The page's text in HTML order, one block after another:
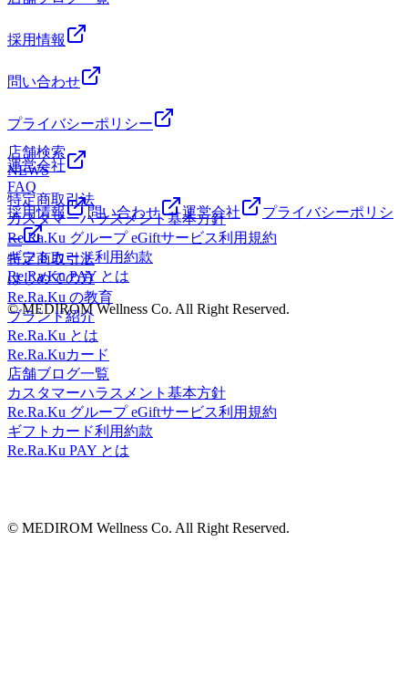
分)土日祝:11時00分～22時00分(最終受付:21時20分)&lt;住所
&gt;〒160-0022 東京都新宿区新宿3丁目3-3 恩田セントラルビ
ル 6F&lt;電話番号&gt;03-3353-8533&lt;アクセス&gt;東京メト
ロ新宿三丁目駅C3出口から徒歩10秒/JR新宿駅東口から徒歩8
分
はお電話で、お気軽にどうぞ♪スタッフ一同心よりお待ちし
*.。・*.。・*.。・マッサージのように気持ち良い「肩甲骨
系ボディケア」でみなさんの疲れを撃退していきます
☆Re.Ra.Ku(リラク) 新宿店&lt;営業時間&gt;平日:12時00分～
22時00分(最終受付:21時20分)土日祝:11時00分～22時00分(最
終受付:21時20分)&lt;住所&gt;〒160-0022 東京都新宿区新宿3
丁目3-3 恩田セントラルビル 6F&lt;電話番号&gt;03-3353-
8533&lt;アクセス&gt;東京メトロ新宿三丁目駅C3出口から徒
歩10秒/JR新宿駅東口から徒歩8分
採用情報
問い合わせ
プライバシーポリシー
運営会社
特定商取引法
カスタマーハラスメント基本方針
Re.Ra.Ku グループ eGiftサービス利用規約
ギフトカード利用約款
Re.Ra.Ku PAY とは
© MEDIROM Wellness Co. All Right Reserved.
店舗検索
NEWS
FAQ
採用情報
問い合わせ 運営会社
プライバシーポリシ
ー
特定商取引法
はじめての方
Re.Ra.Ku の教育
ブランド紹介
Re.Ra.Ku とは
Re.Ra.Kuカード
店舗ブログ一覧
カスタマーハラスメント基本方針
Re.Ra.Ku グループ eGiftサービス利用規約
ギフトカード利用約款
Re.Ra.Ku PAY とは
© MEDIROM Wellness Co. All Right Reserved.